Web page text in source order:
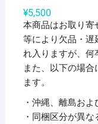
¥5,500
本商品はお取り寄
等により欠品・遅
れ入りますが、何
また、以下の場
ます。
・沖縄、離島お
・同梱区分が異